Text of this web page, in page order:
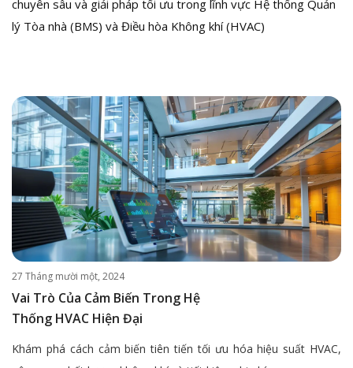
chuyên sâu và giải pháp tối ưu trong lĩnh vực Hệ thống Quản
lý Tòa nhà (BMS) và Điều hòa Không khí (HVAC)
27 Tháng mười một, 2024
Vai Trò Của Cảm Biến Trong Hệ
Thống HVAC Hiện Đại
Khám phá cách cảm biến tiên tiến tối ưu hóa hiệu suất HVAC,